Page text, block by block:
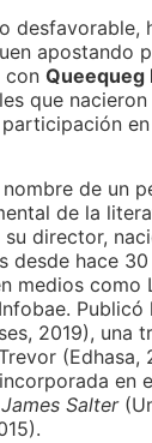
desfavorable,
apostando
con Queequeg
que
de un
de la
director,
desde hace 30
medios como
Publicó
2019), una
(Edhasa,
en
Salter